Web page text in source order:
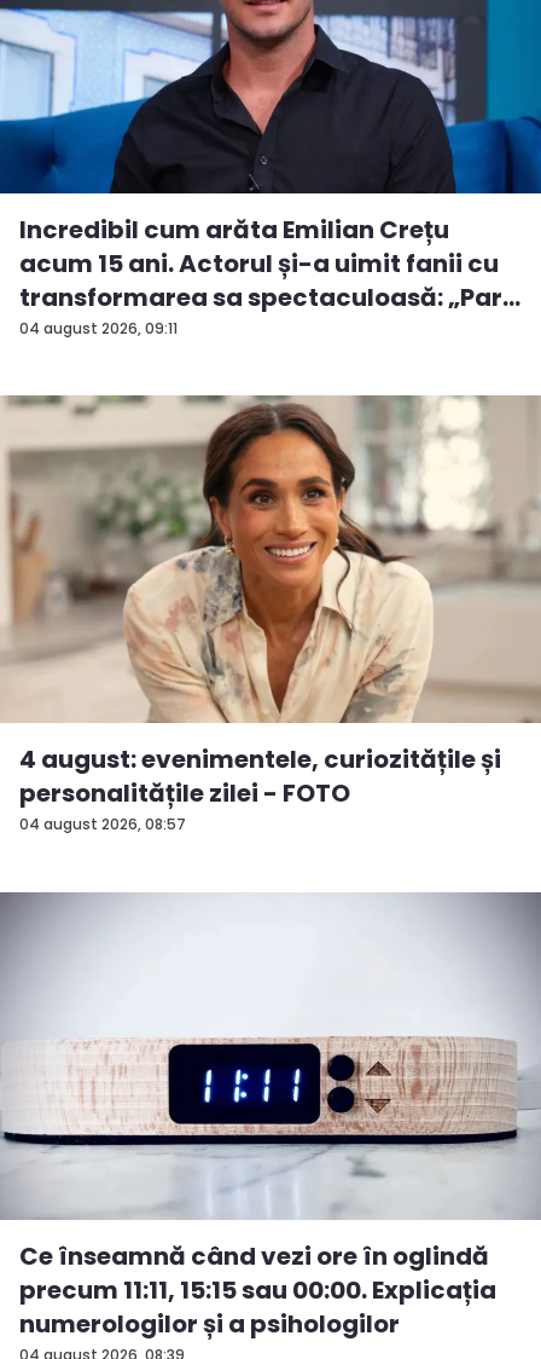
04 august 2026, 09:11
Incredibil cum arăta Emilian Crețu
acum 15 ani. Actorul și-a uimit fanii cu
transformarea sa spectaculoasă: „Par
...
04 august 2026, 08:57
4 august: evenimentele, curiozitățile și
personalitățile zilei - FOTO
Ce înseamnă când vezi ore în oglindă
precum 11:11, 15:15 sau 00:00. Explicația
numerologilor și a psihologilor